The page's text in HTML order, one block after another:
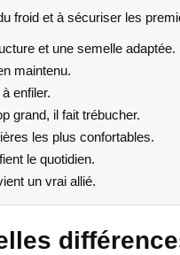
froid et à sécuriser les
et une semelle adaptée.
maintenu.
enfiler.
grand, il fait trébucher.
les plus confortables.
le quotidien.
un vrai allié.